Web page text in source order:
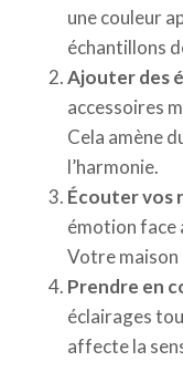
une couleur
échantillons
Ajouter des
accessoires
Cela amène
l’harmonie.
Écouter vos
émotion face
Votre
Prendre en
éclairages
affecte la